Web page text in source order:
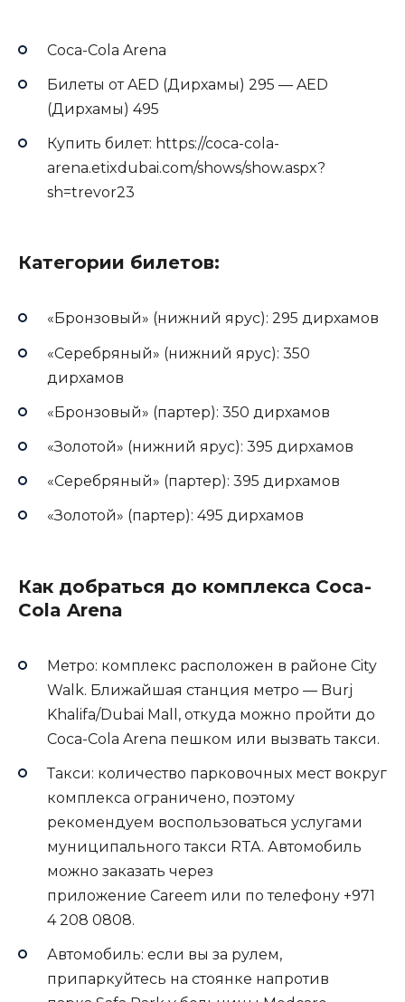
Coca-Cola Arena
Билеты от AED (Дирхамы) 295 — AED
(Дирхамы) 495
Купить билет: https://coca-cola-
arena.etixdubai.com/shows/show.aspx?
sh=trevor23
Категории билетов:
«Бронзовый» (нижний ярус): 295 дирхамов
«Серебряный» (нижний ярус): 350
дирхамов
«Бронзовый» (партер): 350 дирхамов
«Золотой» (нижний ярус): 395 дирхамов
«Серебряный» (партер): 395 дирхамов
«Золотой» (партер): 495 дирхамов
Как добраться до комплекса Coca-
Cola Arena
Метро: комплекс расположен в районе City
Walk. Ближайшая станция метро ― Burj
Khalifa/Dubai Mall, откуда можно пройти до
Coca-Cola Arena пешком или вызвать такси.
Такси: количество парковочных мест вокруг
комплекса ограничено, поэтому
рекомендуем воспользоваться услугами
муниципального такси RTA. Автомобиль
можно заказать через
приложение Careem или по телефону +971
4 208 0808.
Автомобиль: если вы за рулем,
припаркуйтесь на стоянке напротив